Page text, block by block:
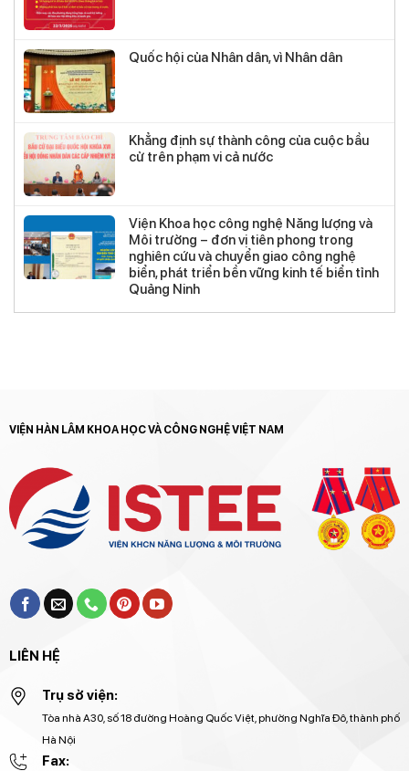
Quốc hội của Nhân dân, vì Nhân dân
Khẳng định sự thành công của cuộc bầu
cử trên phạm vi cả nước
Viện Khoa học công nghệ Năng lượng và
Môi trường – đơn vị tiên phong trong
nghiên cứu và chuyển giao công nghệ
biển, phát triển bền vững kinh tế biển tỉnh
Quảng Ninh
VIỆN HÀN LÂM KHOA HỌC VÀ CÔNG NGHỆ VIỆT NAM
LIÊN HỆ
Trụ sở viện:
Tòa nhà A30, số 18 đường Hoàng Quốc Việt, phường Nghĩa Đô, thành phố
Hà Nội
Fax: